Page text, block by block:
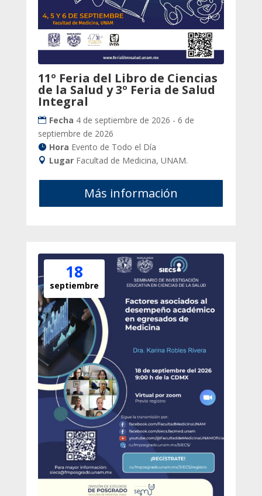
11º Feria del Libro de Ciencias
de la Salud y 3º Feria de Salud
Integral
Fecha 4 de septiembre de 2026 - 6 de
septiembre de 2026
Hora Evento de Todo el Día
Lugar Facultad de Medicina, UNAM.
Más información
18
septiembre